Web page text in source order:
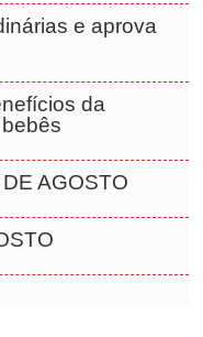
e aprova
da
AGOSTO